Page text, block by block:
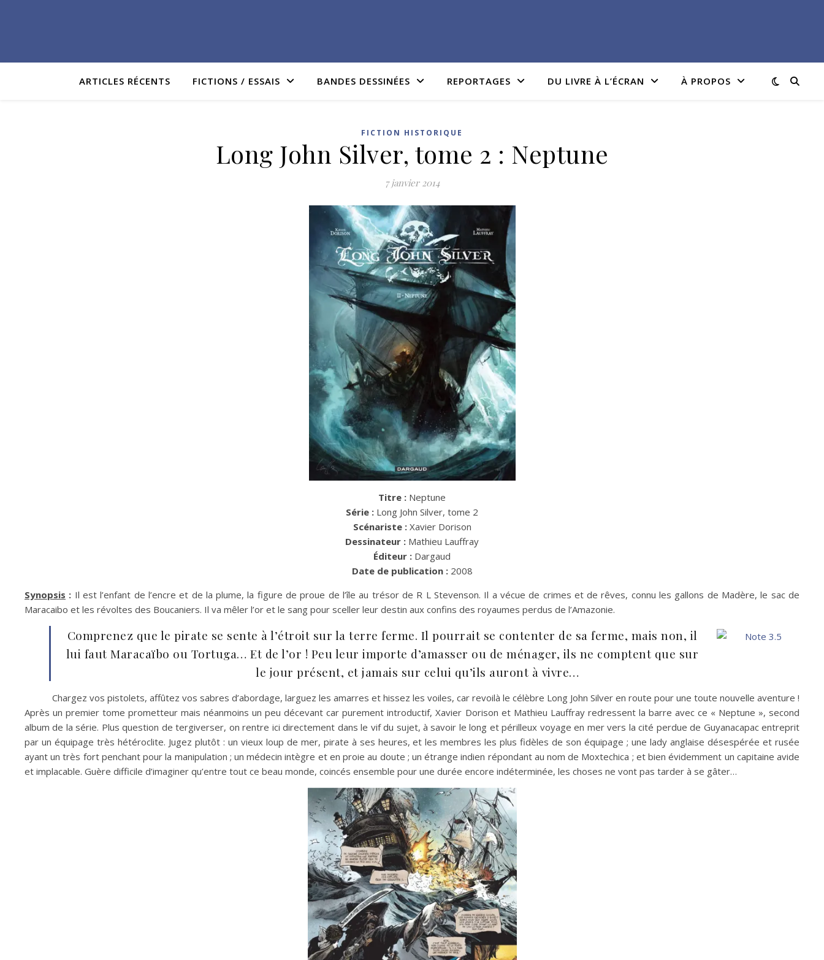
ARTICLES RÉCENTS FICTIONS / ESSAIS BANDES DESSINÉES REPORTAGES DU LIVRE À L’ÉCRAN À PROPOS
FICTION HISTORIQUE
Long John Silver, tome 2 : Neptune
7 janvier 2014
Titre : Neptune
Série : Long John Silver, tome 2
Scénariste : Xavier Dorison
Dessinateur : Mathieu Lauffray
Éditeur : Dargaud
Date de publication : 2008
Synopsis : Il est l’enfant de l’encre et de la plume, la figure de proue de l’île au trésor de R L Stevenson. Il a vécue de crimes et de rêves, connu les gallons de Madère, le sac de
Maracaibo et les révoltes des Boucaniers. Il va mêler l’or et le sang pour sceller leur destin aux confins des royaumes perdus de l’Amazonie.
Comprenez que le pirate se sente à l’étroit sur la terre ferme. Il pourrait se contenter de sa ferme, mais non, il
lui faut Maracaïbo ou Tortuga… Et de l’or ! Peu leur importe d’amasser ou de ménager, ils ne comptent que sur
le jour présent, et jamais sur celui qu’ils auront à vivre…
Chargez vos pistolets, affûtez vos sabres d’abordage, larguez les amarres et hissez les voiles, car revoilà le célèbre Long John Silver en route pour une toute nouvelle aventure !
Après un premier tome prometteur mais néanmoins un peu décevant car purement introductif, Xavier Dorison et Mathieu Lauffray redressent la barre avec ce « Neptune », second
album de la série. Plus question de tergiverser, on rentre ici directement dans le vif du sujet, à savoir le long et périlleux voyage en mer vers la cité perdue de Guyanacapac entreprit
par un équipage très hétéroclite. Jugez plutôt : un vieux loup de mer, pirate à ses heures, et les membres les plus fidèles de son équipage ; une lady anglaise désespérée et rusée
ayant un très fort penchant pour la manipulation ; un médecin intègre et en proie au doute ; un étrange indien répondant au nom de Moxtechica ; et bien évidemment un capitaine avide
et implacable. Guère difficile d’imaginer qu’entre tout ce beau monde, coincés ensemble pour une durée encore indéterminée, les choses ne vont pas tarder à se gâter…